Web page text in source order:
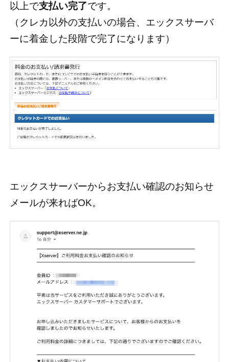
以上で支払い完了です。
（クレカ以外の支払いの場合、エックスサーバ
ーに着金した段階で完了になります）
エックスサーバーからお支払い確認のお知らせ
メールが来ればOK。